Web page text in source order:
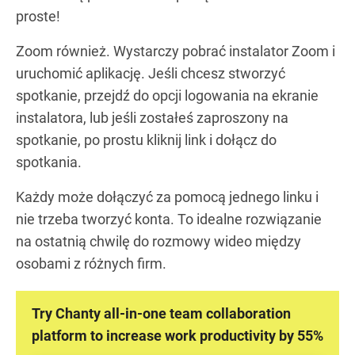
proste!
Zoom również. Wystarczy pobrać instalator Zoom i
uruchomić aplikację. Jeśli chcesz stworzyć
spotkanie, przejdź do opcji logowania na ekranie
instalatora, lub jeśli zostałeś zaproszony na
spotkanie, po prostu kliknij link i dołącz do
spotkania.
Każdy może dołączyć za pomocą jednego linku i
nie trzeba tworzyć konta. To idealne rozwiązanie
na ostatnią chwilę do rozmowy wideo między
osobami z różnych firm.
Try Chanty all-in-one team collaboration
platform to increase work productivity by 55%